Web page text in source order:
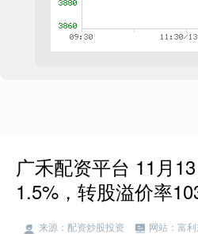
广禾配资平台 11月
1.5%，转股溢价率
来源：配资炒股投资 网站：富